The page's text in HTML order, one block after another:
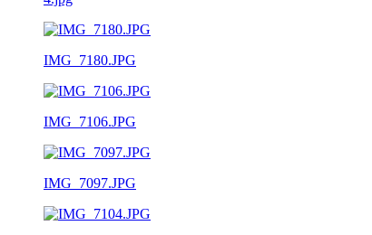
IMG_7180.JPG
IMG_7106.JPG
IMG_7097.JPG